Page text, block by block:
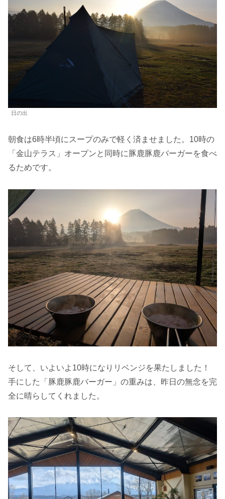
日の出
朝食は6時半頃にスープのみで軽く済ませました。10時の
「金山テラス」オープンと同時に豚鹿豚鹿バーガーを食べ
るためです。
そして、いよいよ10時になりリベンジを果たしました！
手にした「豚鹿豚鹿バーガー」の重みは、昨日の無念を完
全に晴らしてくれました。